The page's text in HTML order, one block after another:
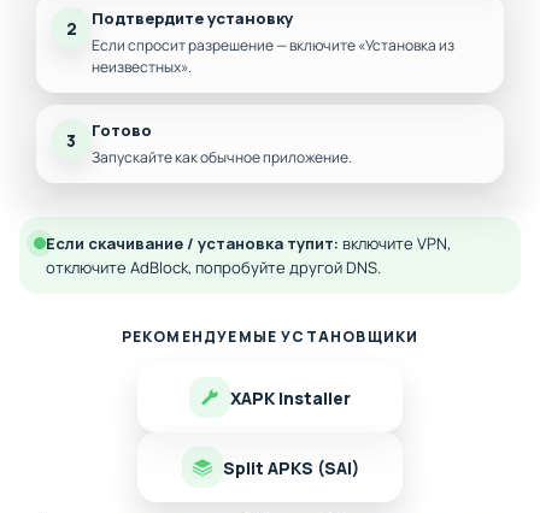
2 Подтвердите установку
Если спросит разрешение — включите «Установка из
неизвестных».
3 Готово
Запускайте как обычное приложение.
Если скачивание / установка тупит: включите VPN,
отключите AdBlock, попробуйте другой DNS.
РЕКОМЕНДУЕМЫЕ УСТАНОВЩИКИ
XAPK Installer
Split APKS (SAI)